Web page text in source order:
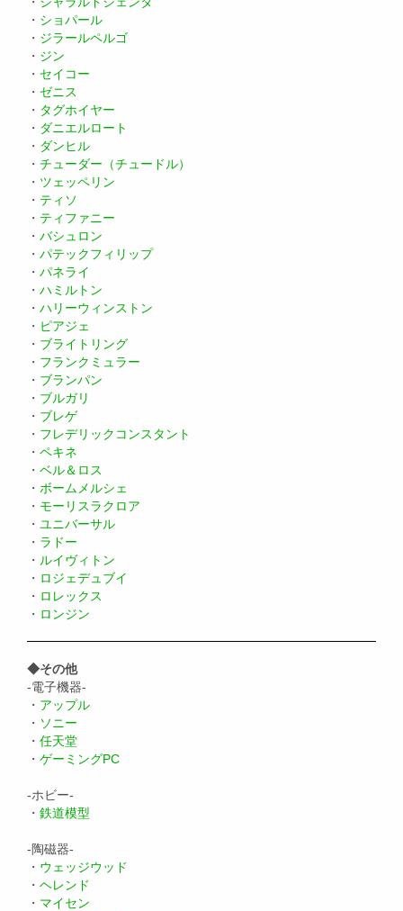
・ ショパール
・ ジラールペルゴ
・ ジン
・ セイコー
・ ゼニス
・ タグホイヤー
・ ダニエルロート
・ ダンヒル
・ チューダー（チュードル）
・ ツェッペリン
・ ティソ
・ ティファニー
・ バシュロン
・ パテックフィリップ
・ パネライ
・ ハミルトン
・ ハリーウィンストン
・ ピアジェ
・ ブライトリング
・ フランクミュラー
・ ブランパン
・ ブルガリ
・ ブレゲ
・ フレデリックコンスタント
・ ペキネ
・ ベル＆ロス
・ ボームメルシェ
・ モーリスラクロア
・ ユニバーサル
・ ラドー
・ ルイヴィトン
・ ロジェデュブイ
・ ロレックス
・ ロンジン
◆その他
-電子機器-
・ アップル
・ ソニー
・ 任天堂
・ ゲーミングPC
-ホビー-
・ 鉄道模型
-陶磁器-
・ ウェッジウッド
・ ヘレンド
・ マイセン